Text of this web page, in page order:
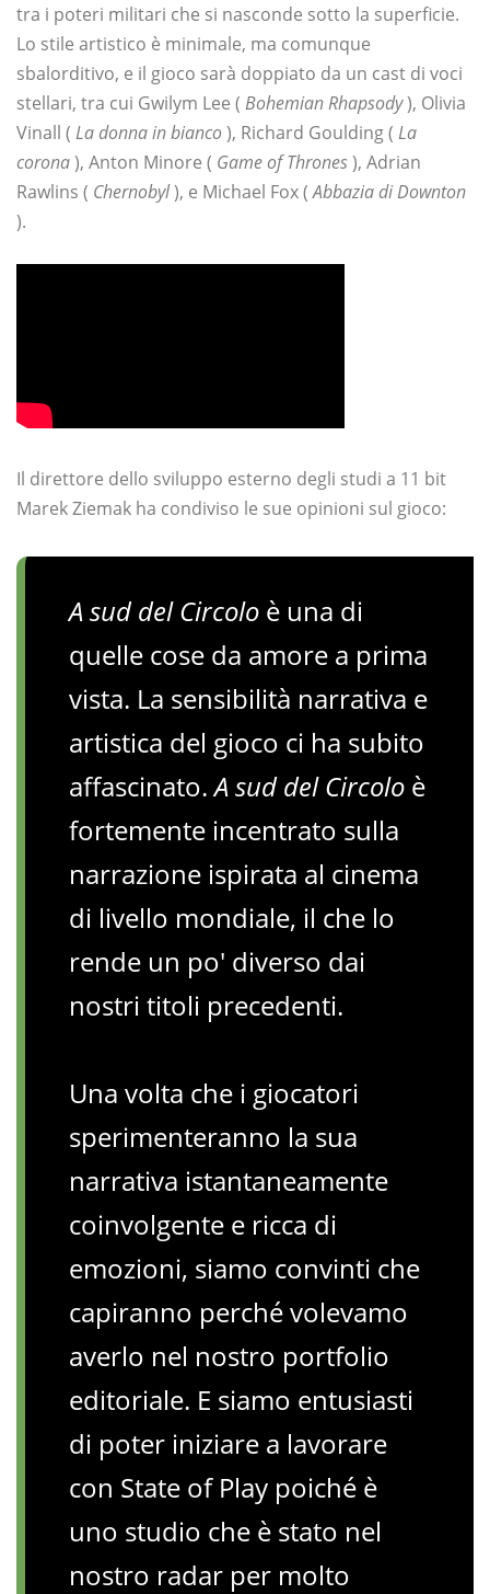
tra i poteri militari che si nasconde sotto la superficie.
Lo stile artistico è minimale, ma comunque
sbalorditivo, e il gioco sarà doppiato da un cast di voci
stellari, tra cui Gwilym Lee ( Bohemian Rhapsody), Olivia
Vinall ( La donna in bianco), Richard Goulding ( La
corona), Anton Minore ( Game of Thrones), Adrian
Rawlins ( Chernobyl), e Michael Fox (Abbazia di Downton
).
Il direttore dello sviluppo esterno degli studi a 11 bit
Marek Ziemak ha condiviso le sue opinioni sul gioco:
A sud del Circolo è una di
quelle cose da amore a prima
vista. La sensibilità narrativa e
artistica del gioco ci ha subito
affascinato.A sud del Circolo è
fortemente incentrato sulla
narrazione ispirata al cinema
di livello mondiale, il che lo
rende un po' diverso dai
nostri titoli precedenti.
Una volta che i giocatori
sperimenteranno la sua
narrativa istantaneamente
coinvolgente e ricca di
emozioni, siamo convinti che
capiranno perché volevamo
averlo nel nostro portfolio
editoriale. E siamo entusiasti
di poter iniziare a lavorare
con State of Play poiché è
uno studio che è stato nel
nostro radar per molto